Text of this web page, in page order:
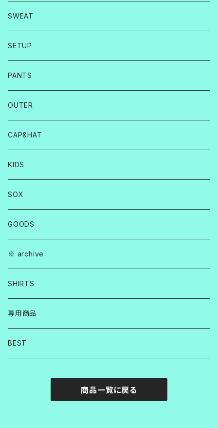
SWEAT
SETUP
PANTS
OUTER
CAP&HAT
KIDS
SOX
GOODS
※ archive
SHIRTS
専用商品
BEST
商品一覧に戻る